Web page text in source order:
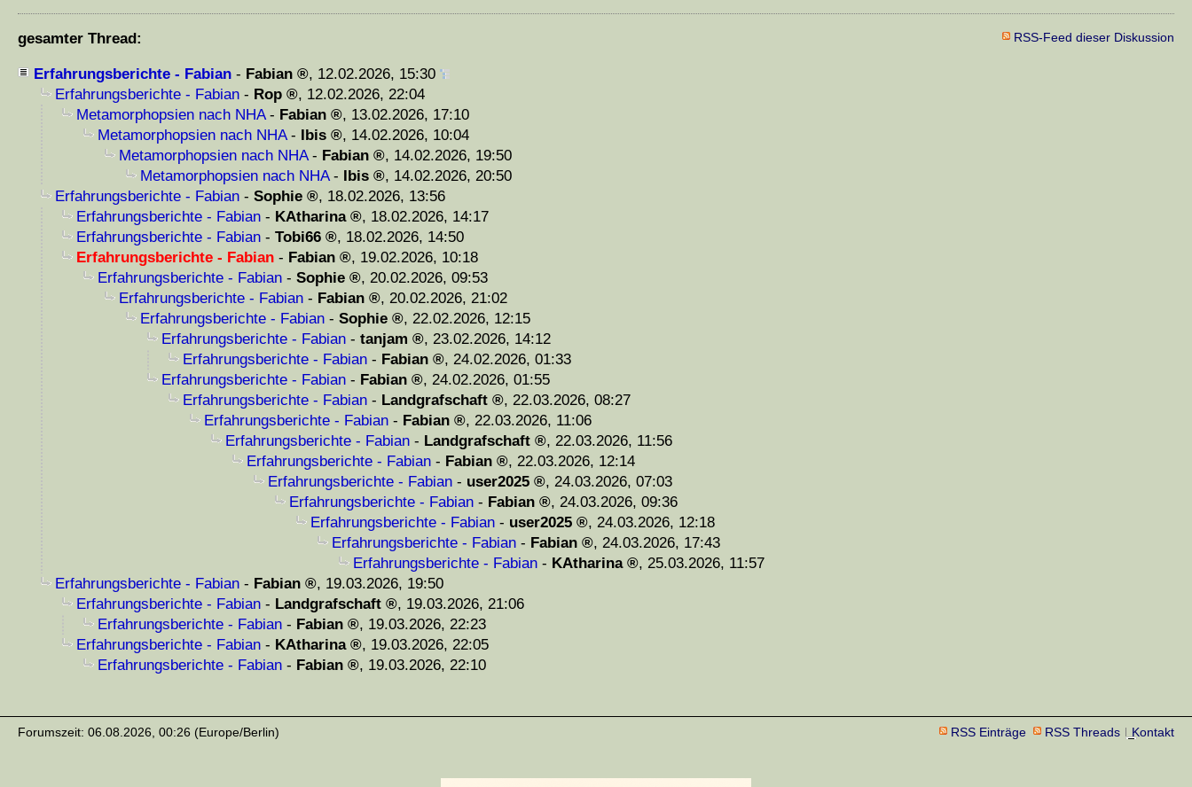
gesamter Thread: RSS-Feed dieser Diskussion
Erfahrungsberichte - Fabian - Fabian , 12.02.2026, 15:30
Erfahrungsberichte - Fabian - Rop , 12.02.2026, 22:04
Metamorphopsien nach NHA- Fabian , 13.02.2026, 17:10
Metamorphopsien nach NHA- Ibis , 14.02.2026, 10:04
Metamorphopsien nach NHA- Fabian , 14.02.2026, 19:50
Metamorphopsien nach NHA- Ibis , 14.02.2026, 20:50
Erfahrungsberichte - Fabian - Sophie , 18.02.2026, 13:56
Erfahrungsberichte - Fabian - KAtharina , 18.02.2026, 14:17
Erfahrungsberichte - Fabian - Tobi66 , 18.02.2026, 14:50
Erfahrungsberichte - Fabian - Fabian , 19.02.2026, 10:18
Erfahrungsberichte - Fabian - Sophie , 20.02.2026, 09:53
Erfahrungsberichte - Fabian - Fabian , 20.02.2026, 21:02
Erfahrungsberichte - Fabian - Sophie , 22.02.2026, 12:15
Erfahrungsberichte - Fabian - tanjam , 23.02.2026, 14:12
Erfahrungsberichte - Fabian - Fabian , 24.02.2026, 01:33
Erfahrungsberichte - Fabian - Fabian , 24.02.2026, 01:55
Erfahrungsberichte - Fabian - Landgrafschaft , 22.03.2026, 08:27
Erfahrungsberichte - Fabian - Fabian , 22.03.2026, 11:06
Erfahrungsberichte - Fabian - Landgrafschaft , 22.03.2026, 11:56
Erfahrungsberichte - Fabian - Fabian , 22.03.2026, 12:14
Erfahrungsberichte - Fabian - user2025 , 24.03.2026, 07:03
Erfahrungsberichte - Fabian - Fabian , 24.03.2026, 09:36
Erfahrungsberichte - Fabian - user2025 , 24.03.2026, 12:18
Erfahrungsberichte - Fabian - Fabian , 24.03.2026, 17:43
Erfahrungsberichte - Fabian - KAtharina , 25.03.2026, 11:57
Erfahrungsberichte - Fabian - Fabian , 19.03.2026, 19:50
Erfahrungsberichte - Fabian - Landgrafschaft , 19.03.2026, 21:06
Erfahrungsberichte - Fabian - Fabian , 19.03.2026, 22:23
Erfahrungsberichte - Fabian - KAtharina , 19.03.2026, 22:05
Erfahrungsberichte - Fabian - Fabian , 19.03.2026, 22:10
Forumszeit: 06.08.2026, 00:26 (Europe/Berlin) RSS Einträge RSS Threads Kontakt